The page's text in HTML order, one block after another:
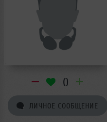
0
ЛИЧНОЕ СООБЩЕНИЕ